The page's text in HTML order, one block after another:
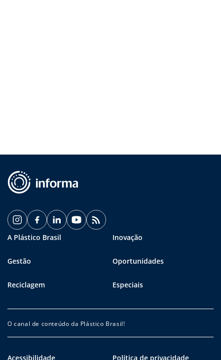
A Plástico Brasil Inovação
Gestão Oportunidades
Reciclagem Especiais
O canal de conteúdo da Plástico Brasil!
Acessibilidade Política de privacidade